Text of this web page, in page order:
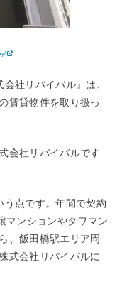
社リバイバル』は、
賃貸物件を取り扱っ
会社リバイバルです
う点です。年間で契約
マンションやタワマン
、飯田橋駅エリア周
式会社リバイバルに